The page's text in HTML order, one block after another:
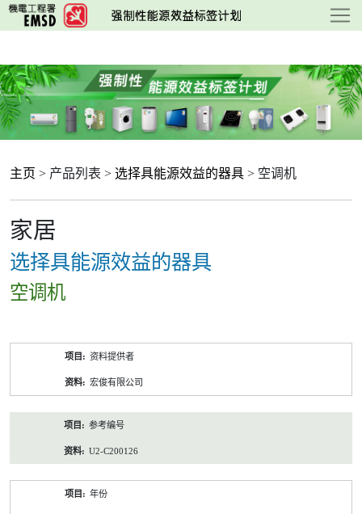
跳
至
要
内
容
主页 > 产品列表 > 选择具能源效益的器具 > 空调机
家居
选择具能源效益的器具
空调机
资料提供者
宏俊有限公司
参考编号
U2-C200126
年份